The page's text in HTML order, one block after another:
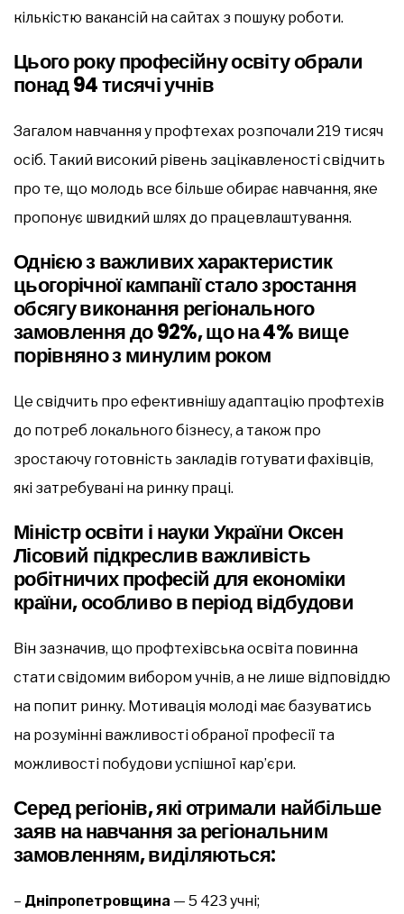
кількістю вакансій на сайтах з пошуку роботи.
Цього року професійну освіту обрали
понад 94 тисячі учнів
Загалом навчання у профтехах розпочали 219 тисяч
осіб. Такий високий рівень зацікавленості свідчить
про те, що молодь все більше обирає навчання, яке
пропонує швидкий шлях до працевлаштування.
Однією з важливих характеристик
цьогорічної кампанії стало зростання
обсягу виконання регіонального
замовлення до 92%, що на 4% вище
порівняно з минулим роком
Це свідчить про ефективнішу адаптацію профтехів
до потреб локального бізнесу, а також про
зростаючу готовність закладів готувати фахівців,
які затребувані на ринку праці.
Міністр освіти і науки України Оксен
Лісовий підкреслив важливість
робітничих професій для економіки
країни, особливо в період відбудови
Він зазначив, що профтехівська освіта повинна
стати свідомим вибором учнів, а не лише відповіддю
на попит ринку. Мотивація молоді має базуватись
на розумінні важливості обраної професії та
можливості побудови успішної кар’єри.
Серед регіонів, які отримали найбільше
заяв на навчання за регіональним
замовленням, виділяються:
– Дніпропетровщина — 5 423 учні;